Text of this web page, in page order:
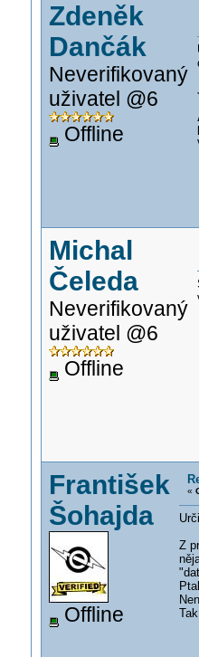
Zdeněk
Dančák
Neverifikovaný
uživatel @6
Offline
Michal
Čeleda
Neverifikovaný
uživatel @6
Offline
František
Šohajda
Offline
«
Z